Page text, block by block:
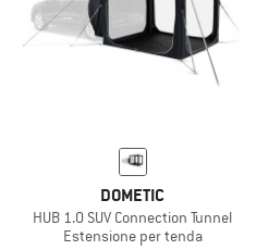
DOMETIC
HUB 1.0 SUV Connection Tunnel
Estensione per tenda